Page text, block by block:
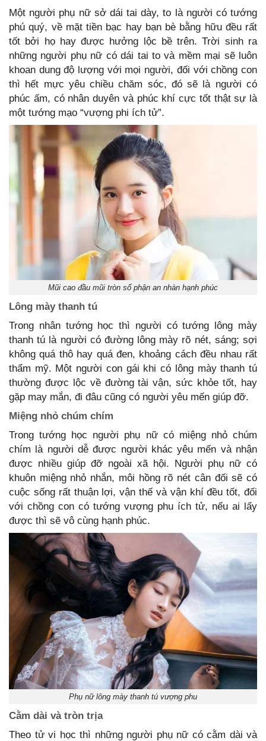
Một người phụ nữ sở dái tai dày, to là người có tướng
phú quý, về mặt tiền bạc hay bạn bè bằng hữu đều rất
tốt bởi họ hay được hưởng lộc bề trên. Trời sinh ra
những người phụ nữ có dái tai to và mềm mại sẽ luôn
khoan dung độ lượng với mọi người, đối với chồng con
thì hết mực yêu chiều chăm sóc, đó sẽ là người có
phúc ấm, có nhân duyên và phúc khí cực tốt thật sự là
một tướng mạo “vượng phi ích tử”.
Mũi cao đầu mũi tròn số phận an nhàn hạnh phúc
Lông mày thanh tú
Trong nhân tướng học thì người có tướng lông mày
thanh tú là người có đường lông mày rõ nét, sáng; sợi
không quá thô hay quá đen, khoảng cách đều nhau rất
thẩm mỹ. Một người con gái khi có lông mày thanh tú
thường được lộc về đường tài vận, sức khỏe tốt, hay
gặp may mắn, đi đâu cũng có người yêu mến giúp đỡ.
Miệng nhỏ chúm chím
Trong tướng học người phụ nữ có miệng nhỏ chúm
chím là người dễ được người khác yêu mến và nhận
được nhiều giúp đỡ ngoài xã hội. Người phụ nữ có
khuôn miệng nhỏ nhắn, môi hồng rõ nét cân đối sẽ có
cuộc sống rất thuận lợi, vận thế và vận khí đều tốt, đối
với chồng con có tướng vượng phu ích tử, nếu ai lấy
được thì sẽ vô cùng hạnh phúc.
Phụ nữ lông mày thanh tú vượng phu
Cằm dài và tròn trịa
Theo tử vi học thì những người phụ nữ có cằm dài và